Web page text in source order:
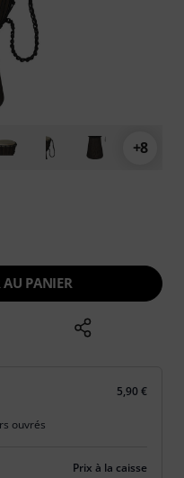
+8
AU PANIER
5,90 €
ouvrés
Prix à la caisse